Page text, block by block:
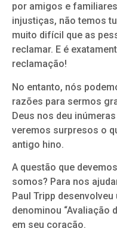
por amigos e
injustiças, não temos
muito difícil que as
reclamar. E é
reclamação!
No entanto, nós
razões para sermos
Deus nos deu
veremos surpresos o
antigo hino.
A questão que
somos? Para nos
Paul Tripp
denominou “Avaliação
em seu coração.